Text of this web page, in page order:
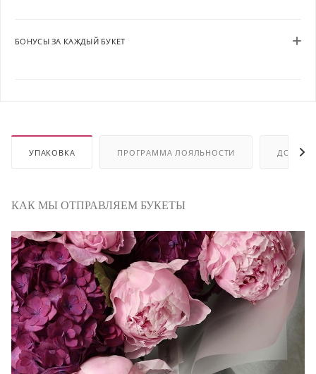
БОНУСЫ ЗА КАЖДЫЙ БУКЕТ
УПАКОВКА ПРОГРАММА ЛОЯЛЬНОСТИ
КАК МЫ ОТПРАВЛЯЕМ БУКЕТЫ